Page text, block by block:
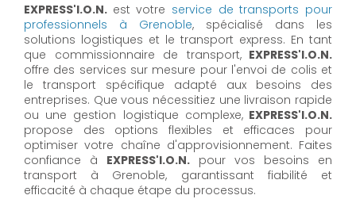
EXPRESS'I.O.N. est votre service de transports pour
professionnels à Grenoble, spécialisé dans les
solutions logistiques et le transport express. En tant
que commissionnaire de transport,EXPRESS'I.O.N.
offre des services sur mesure pour l'envoi de colis et
le transport spécifique adapté aux besoins des
entreprises. Que vous nécessitiez une livraison rapide
ou une gestion logistique complexe,EXPRESS'I.O.N.
propose des options flexibles et efficaces pour
optimiser votre chaîne d'approvisionnement. Faites
confiance à EXPRESS'I.O.N. pour vos besoins en
transport à Grenoble, garantissant fiabilité et
efficacité à chaque étape du processus.